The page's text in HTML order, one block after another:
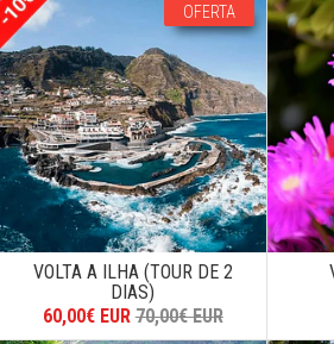
OFERTA
VOLTA A ILHA (TOUR DE 2
DIAS)
60,00€ EUR 70,00€ EUR